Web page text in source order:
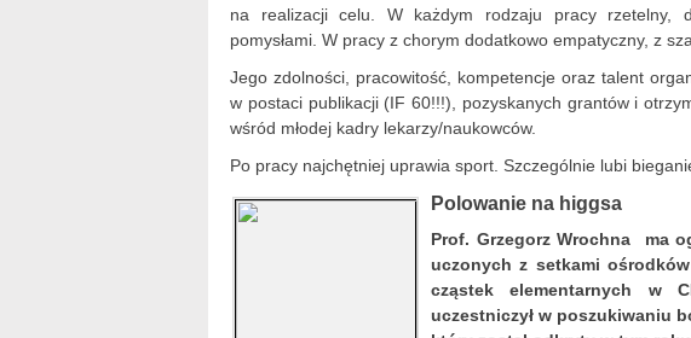
na realizacji celu. W każdym rodzaju pracy rzetelny,
pomysłami. W pracy z chorym dodatkowo empatyczny, z
Jego zdolności, pracowitość, kompetencje oraz talent
w postaci publikacji (IF 60!!!), pozyskanych grantów i
wśród młodej kadry lekarzy/naukowców.
Po pracy najchętniej uprawia sport. Szczególnie lubi
Polowanie na higgsa
Prof. Grzegorz Wrochna ma
uczonych z setkami
cząstek elementarnych w
uczestniczył w poszukiwaniu